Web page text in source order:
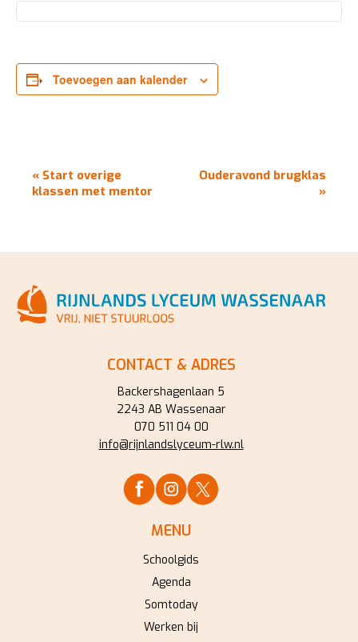
Toevoegen aan kalender
EVENEMENT
NAVIGATIE
« Start overige
klassen met mentor
Ouderavond brugklas
»
CONTACT & ADRES
Backershagenlaan 5
2243 AB Wassenaar
070 511 04 00
info@rijnlandslyceum-rlw.nl
MENU
Schoolgids
Agenda
Somtoday
Werken bij